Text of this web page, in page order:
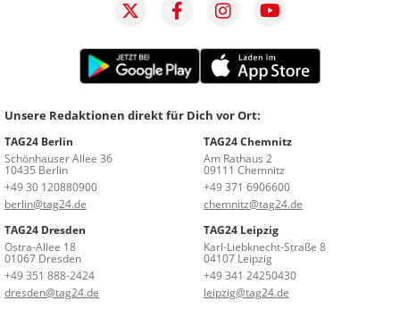
Unsere Redaktionen direkt für Dich vor Ort:
TAG24 Berlin
Schönhauser Allee 36
10435 Berlin
+49 30 120880900
berlin@tag24.de
TAG24 Chemnitz
Am Rathaus 2
09111 Chemnitz
+49 371 6906600
chemnitz@tag24.de
TAG24 Dresden
Ostra-Allee 18
01067 Dresden
+49 351 888-2424
dresden@tag24.de
TAG24 Leipzig
Karl-Liebknecht-Straße 8
04107 Leipzig
+49 341 24250430
leipzig@tag24.de